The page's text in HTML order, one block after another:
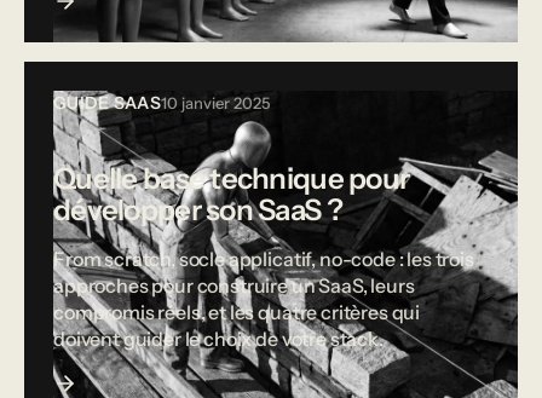
GUIDE SAAS10 janvier 2025
Quelle base technique pour
développer son SaaS ?
From scratch, socle applicatif, no-code : les trois
approches pour construire un SaaS, leurs
compromis réels, et les quatre critères qui
doivent guider le choix de votre stack.